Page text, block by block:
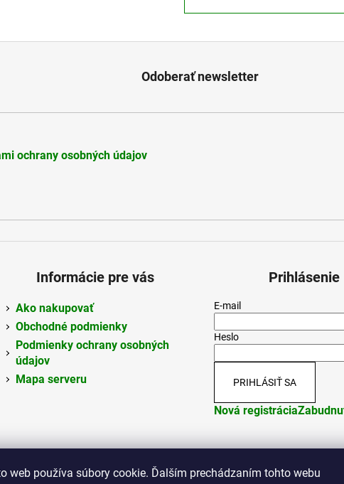
web používa súbory cookie. Ďalším prechádzaním tohto webu
Odoberať newsletter
ochrany osobných údajov
Informácie pre vás
Ako nakupovať
Obchodné podmienky
Podmienky ochrany osobných
údajov
Mapa serveru
Prihlásenie
E-mail
Heslo
PRIHLÁSIŤ SA
Nová registrácia